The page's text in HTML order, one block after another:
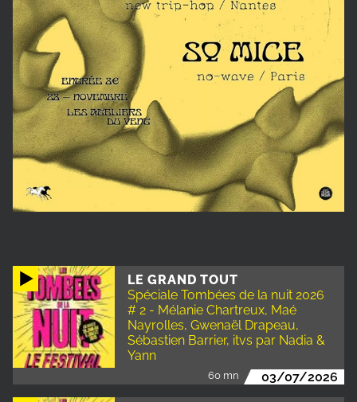
LE GRAND TOUT
Spéciale Tombées de la nuit 2026
# 2 - Mélanie Chartreux, Maé
Nayrolles, Gwenaël Drapeau,
Sébastien Barrier, itvs par Nadia &
Yann
60 mn 03/07/2026